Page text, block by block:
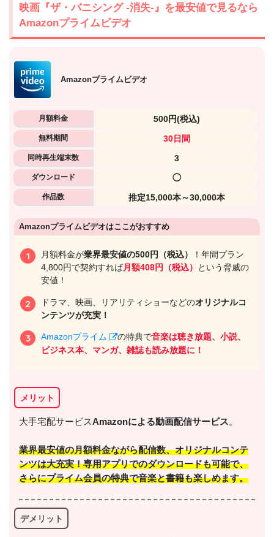
無料期間中の解約もOK
映画『ザ・バニシング -消失-』を最安値で見るなら
Amazonプライムビデオ
Amazonプライムビデオ
月額料金 500円(税込)
無料期間 30日間
同時再生端末数 3
ダウンロード ◯
作品数 推定15,000本～30,000本
Amazonプライムビデオはここがおすすめ
月額料金が業界最安値の500円（税込）
！年間プラン
4,800円で契約すれば月額408円（税込）
という脅威の
安値！
ドラマ、映画、リアリティショーなどのオリジナルコ
ンテンツが充実！
Amazonプライム の特典で音楽は聴き放題、小説、
ビジネス本、マンガ、雑誌も読み放題に！
メリット
大手宅配サービスAmazonによる動画配信サービス。
業界最安値の月額料金ながら配信数、オリジナルコンテ
ンツは大充実！専用アプリでのダウンロードも可能で、
さらにプライム会員の特典で音楽と書籍も楽しめます。
デメリット